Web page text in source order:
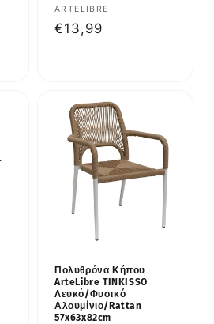
Προμηθευτής:
ARTELIBRE
Κανονική
€13,99
Πολυθρόνα Κήπου
ArteLibre TINKISSO
Λευκό/Φυσικό
Αλουμίνιο/Rattan
57x63x82cm